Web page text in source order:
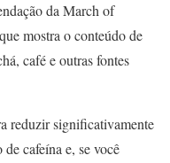
da March of
mostra o conteúdo de
café e outras fontes
reduzir significativamente
cafeína e, se você